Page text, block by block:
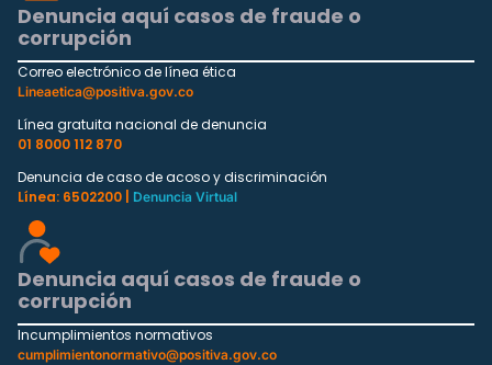
Denuncia aquí casos de fraude o
corrupción
Correo electrónico de línea ética
Lineaetica@positiva.gov.co
Línea gratuita nacional de denuncia
01 8000 112 870
Denuncia de caso de acoso y discriminación
Línea: 6502200 |
Denuncia Virtual
Denuncia aquí casos de fraude o
corrupción
Incumplimientos normativos
cumplimientonormativo@positiva.gov.co